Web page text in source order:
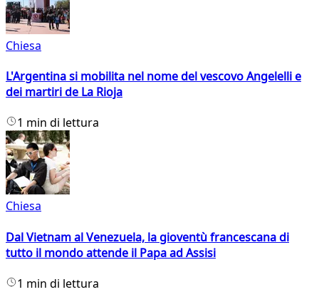
Chiesa
L'Argentina si mobilita nel nome del vescovo Angelelli e
dei martiri de La Rioja
1 min di lettura
Chiesa
Dal Vietnam al Venezuela, la gioventù francescana di
tutto il mondo attende il Papa ad Assisi
1 min di lettura